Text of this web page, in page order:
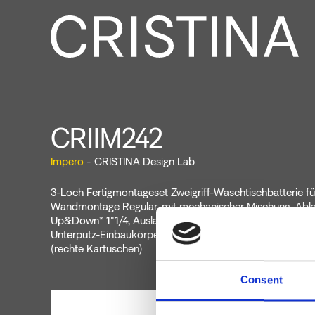
Consent
CRIIM242
Impero - CRISTINA Design Lab
3-Loch Fertigmontageset Zweigriff-Waschtischbatterie
Wandmontage Regular, mit mechanischer Mischung,
Up&Down* 1"1/4, Auslauflänge 180 mm, zu
Unterputz-Einbaukörper CRICS233 (seitliche Kartuschen)
(rechte Kartuschen)